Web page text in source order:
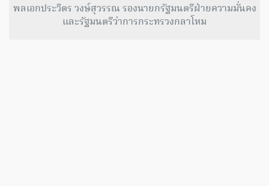
พลเอกประวิตร วงษ์สุวรรณ รองนายกรัฐมนตรีฝ่ายความมั่นคง
และรัฐมนตรีว่าการกระทรวงกลาโหม